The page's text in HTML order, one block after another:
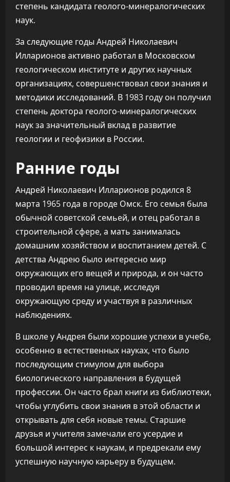
степень кандидата геолого-минералогических
наук.
За следующие годы Андрей Николаевич
Илларионов активно работал в Московском
геологическом институте и других научных
организациях, совершенствовал свои знания и
методики исследований. В 1983 году он получил
степень доктора геолого-минералогических
наук за значительный вклад в развитие
геологии и геофизики в России.
Ранние годы
Андрей Николаевич Илларионов родился 8
марта 1965 года в городе Омск. Его семья была
обычной советской семьей, и отец работал в
строительной сфере, а мать занималась
домашним хозяйством и воспитанием детей. С
детства Андрею было интересно мир
окружающих его вещей и природа, и он часто
проводил время на улице, исследуя
окружающую среду и участвуя в различных
наблюдениях.
В школе у Андрея были хорошие успехи в учебе,
особенно в естественных науках, что было
последующим стимулом для выбора
биологического направления в будущей
профессии. Он часто брал книги из библиотеки,
чтобы углубить свои знания в этой области и
открывать для себя новые темы. Старшие
друзья и учителя замечали его усердие и
большой интерес к наукам, и предрекали ему
успешную научную карьеру в будущем.